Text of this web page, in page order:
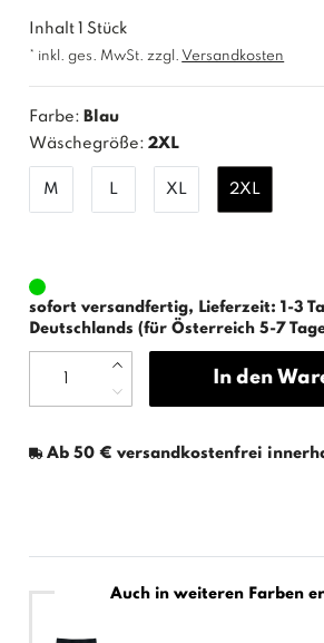
Inhalt1Stück
* inkl. ges. MwSt. zzgl. Versandkosten
Farbe: Blau
Wäschegröße: 2XL
M L XL 2XL
sofort versandfertig, Lieferzeit: 1-3
Deutschlands (für Österreich 5-7
In den
Ab 50 € versandkostenfrei
Auch in weiteren Farben